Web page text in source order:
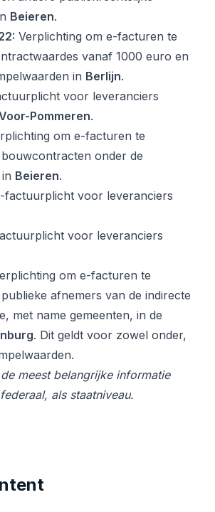
Beieren.
Verplichting om e-facturen te
vanaf 1000 euro en
in Berlijn.
voor leveranciers
Pommeren.
om e-facturen te
onder de
Beieren.
factuurplicht voor leveranciers
voor leveranciers
om e-facturen te
afnemers van de indirecte
met name gemeenten, in de
. Dit geldt voor zowel onder,
meest belangrijke informatie
als staatniveau.